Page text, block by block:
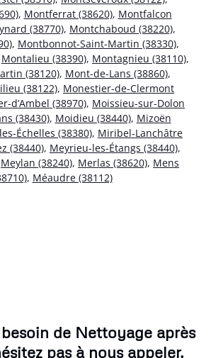
, Montferrat (38620), Montfalcon
(38770), Montchaboud (38220),
, Montbonnot-Saint-Martin (38330),
Montalieu (38390), Montagnieu (38110),
(38120), Mont-de-Lans (38860),
(38122), Monestier-de-Clermont
d’Ambel (38970), Moissieu-sur-Dolon
(38430), Moidieu (38440), Mizoën
Échelles (38380), Miribel-Lanchâtre
(38440), Meyrieu-les-Étangs (38440),
Meylan (38240), Merlas (38620), Mens
, Méaudre (38112)
de Nettoyage après
pas à nous appeler.